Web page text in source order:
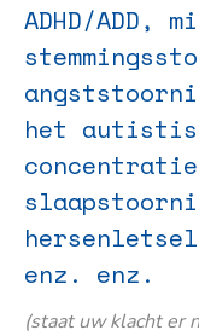
ADHD/ADD,
het
enz. enz.
(staat uw klacht er